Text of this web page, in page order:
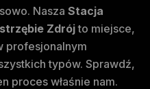
Nasza Stacja
Zdrójto miejsce,
profesjonalnym
typów. Sprawdź,
proces właśnie nam.